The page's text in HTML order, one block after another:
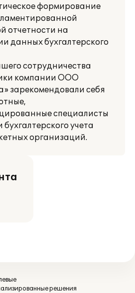
формирование
отчетности на
данных бухгалтерского
сотрудничества
компании ООО
зарекомендовали себя
специалисты
бухгалтерского учета
организаций.
решения